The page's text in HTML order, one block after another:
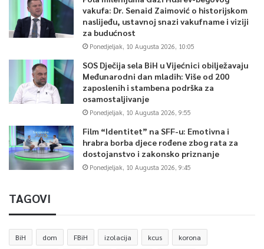
vakufa: Dr. Senaid Zaimović o historijskom
naslijeđu, ustavnoj snazi vakufname i viziji
za budućnost
Ponedjeljak, 10 Augusta 2026, 10:05
SOS Dječija sela BiH u Vijećnici obilježavaju
Međunarodni dan mladih: Više od 200
zaposlenih i stambena podrška za
osamostaljivanje
Ponedjeljak, 10 Augusta 2026, 9:55
Film “Identitet” na SFF-u: Emotivna i
hrabra borba djece rođene zbog rata za
dostojanstvo i zakonsko priznanje
Ponedjeljak, 10 Augusta 2026, 9:45
TAGOVI
BiH dom FBiH izolacija kcus korona